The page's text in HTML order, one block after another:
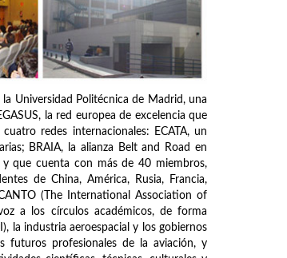
Universidad Politécnica de Madrid, una
la red europea de excelencia que
redes internacionales: ECATA, un
BRAIA, la alianza Belt and Road en
que cuenta con más de 40 miembros,
de China, América, Rusia, Francia,
(The International Association of
a los círculos académicos, de forma
la industria aeroespacial y los gobiernos
futuros profesionales de la aviación, y